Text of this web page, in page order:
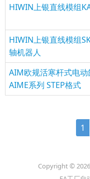
HIWIN上银直线模组
HIWIN上银直线模组
轴机器人
AIM欧规活寒杆式电
AIME系列 STEP格式
1
Copyright ©